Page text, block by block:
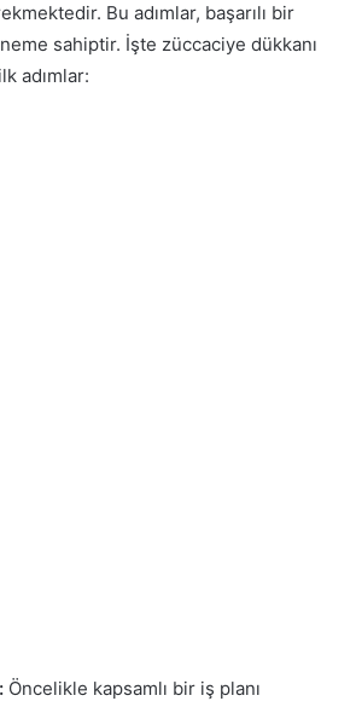
Bu adımlar, başarılı bir
sahiptir. İşte züccaciye dükkanı
adımlar:
Öncelikle kapsamlı bir iş planı